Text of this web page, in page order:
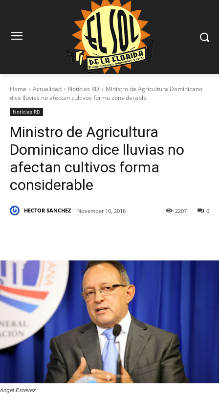
Home Actualidad Noticias RD
Ministro de Agricultura Dominicano
dice lluvias no afectan cultivos forma considerable
Noticias RD
Ministro de Agricultura
Dominicano dice lluvias no
afectan cultivos forma
considerable
HECTOR SANCHEZ November 10, 2016 0
2207
Angel Estevez